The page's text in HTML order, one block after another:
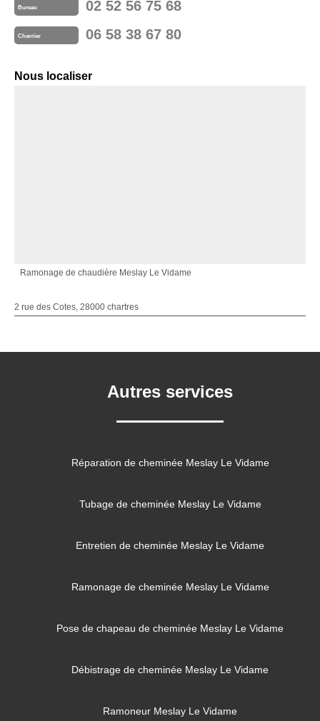
Bureau 02 52 56 75 68
Chantier 06 58 38 67 80
Nous localiser
Ramonage de chaudière Meslay Le Vidame
2 rue des Cotes, 28000 chartres
Autres services
Réparation de cheminée Meslay Le Vidame
Tubage de cheminée Meslay Le Vidame
Entretien de cheminée Meslay Le Vidame
Ramonage de cheminée Meslay Le Vidame
Pose de chapeau de cheminée Meslay Le Vidame
Débistrage de cheminée Meslay Le Vidame
Ramoneur Meslay Le Vidame